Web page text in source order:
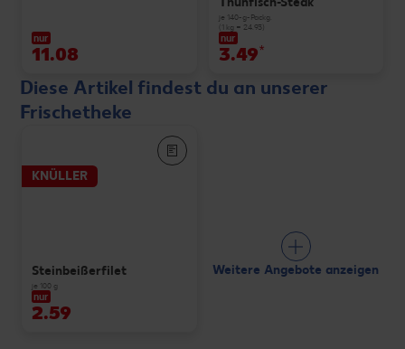
nur
11.08
je 140-g-Packg.
(1 kg = 24.93)
nur
3.49*
Diese Artikel findest du an unserer
Frischetheke
KNÜLLER
Steinbeißerfilet
je 100 g
nur
2.59
Weitere Angebote anzeigen